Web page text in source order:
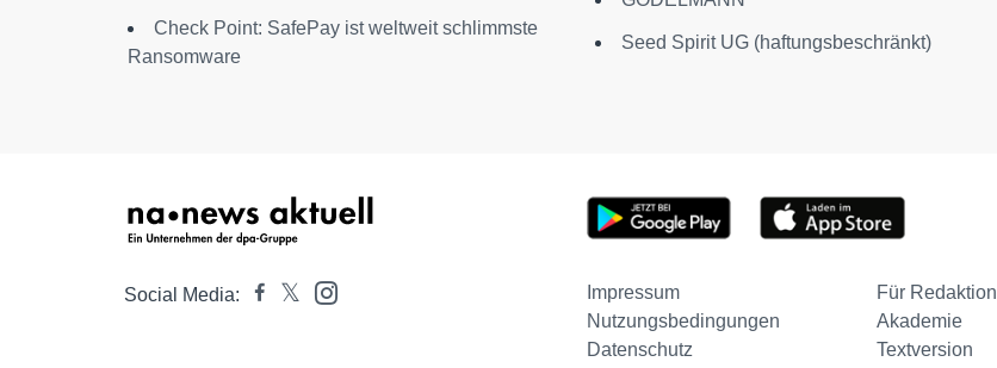
Check Point: SafePay ist weltweit schlimmste
Ransomware
Seed Spirit UG (haftungsbeschränkt)
Social Media: Impressum Für
Nutzungsbedingungen
Akademie
Datenschutz
Textversion